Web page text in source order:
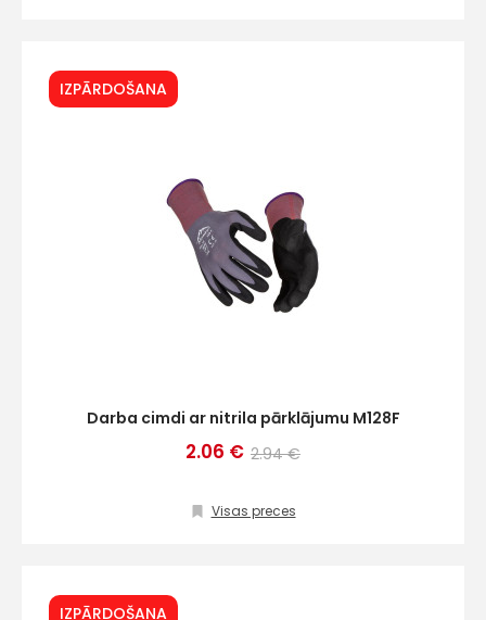
IZPĀRDOŠANA
Darba cimdi ar nitrila pārklājumu M128F
2.06 € 2.94 €
Visas preces
IZPĀRDOŠANA